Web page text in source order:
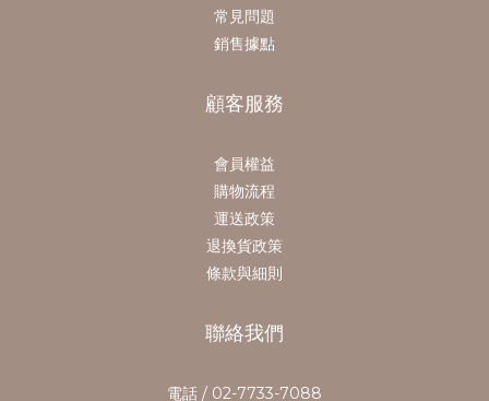
常見問題
銷售據點
顧客服務
會員權益
購物流程
運送政策
退換貨政策
條款與細則
聯絡我們
電話 / 02-7733-7088